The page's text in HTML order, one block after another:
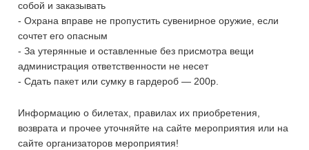
собой и заказывать
- Охрана вправе не пропустить сувенирное оружие, если
сочтет его опасным
- За утерянные и оставленные без присмотра вещи
администрация ответственности не несет
- Сдать пакет или сумку в гардероб — 200р.
Информацию о билетах, правилах их приобретения,
возврата и прочее уточняйте на сайте мероприятия или на
сайте организаторов мероприятия!